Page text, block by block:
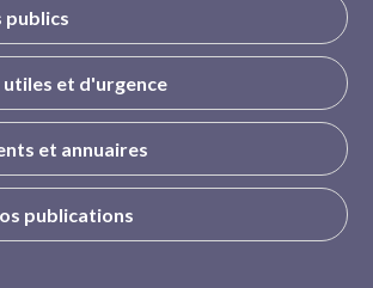
publics
et d'urgence
et annuaires
publications